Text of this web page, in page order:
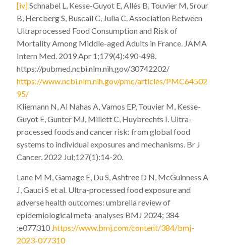
[iv]Schnabel L, Kesse-Guyot E, Allès B, Touvier M, Srour
B, Hercberg S, Buscail C, Julia C. Association Between
Ultraprocessed Food Consumption and Risk of
Mortality Among Middle-aged Adults in France. JAMA
Intern Med. 2019 Apr 1;179(4):490-498.
https://pubmed.ncbi.nlm.nih.gov/30742202/
https://www.ncbi.nlm.nih.gov/pmc/articles/PMC64502
95/
Kliemann N, Al Nahas A, Vamos EP, Touvier M, Kesse-
Guyot E, Gunter MJ, Millett C, Huybrechts I. Ultra-
processed foods and cancer risk: from global food
systems to individual exposures and mechanisms. Br J
Cancer. 2022 Jul;127(1):14-20.
Lane M M, Gamage E, Du S, Ashtree D N, McGuinness A
J, Gauci S et al. Ultra-processed food exposure and
adverse health outcomes: umbrella review of
epidemiological meta-analyses BMJ 2024; 384
:e077310 .https://www.bmj.com/content/384/bmj-
2023-077310